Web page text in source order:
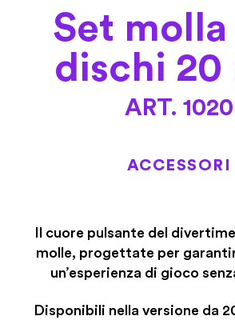
Set
dischi 20
ART. 1020
ACCESSORI
Il cuore pulsante del
molle, progettate per
un’esperienza di gioco
Disponibili nella versione da